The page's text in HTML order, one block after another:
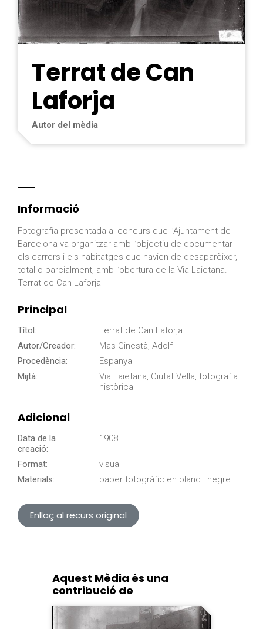
Terrat de Can
Laforja
Autor del mèdia
Informació
Fotografia presentada al concurs que l’Ajuntament de
Barcelona va organitzar amb l’objectiu de documentar
els carrers i els habitatges que havien de desaparèixer,
total o parcialment, amb l’obertura de la Via Laietana.
Terrat de Can Laforja
Principal
Títol:
Terrat de Can Laforja
Autor/Creador:
Mas Ginestà, Adolf
Procedència:
Espanya
Mijtà:
Via Laietana, Ciutat Vella, fotografia
històrica
Adicional
Data de la
creació:
1908
Format:
visual
Materials:
paper fotogràfic en blanc i negre
Enllaç al recurs original
Aquest Mèdia és una
contribució de